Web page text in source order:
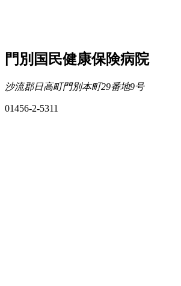
門別国民健康保険病院
沙流郡日高町門別本町29番地9号
01456-2-5311